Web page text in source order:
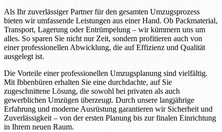
Als Ihr zuverlässiger Partner für den gesamten Umzugsprozess
bieten wir umfassende Leistungen aus einer Hand. Ob Packmaterial,
Transport, Lagerung oder Entrümpelung – wir kümmern uns um
alles. So sparen Sie nicht nur Zeit, sondern profitieren auch von
einer professionellen Abwicklung, die auf Effizienz und Qualität
ausgelegt ist.
Die Vorteile einer professionellen Umzugsplanung sind vielfältig.
Mit Ibbenbüren erhalten Sie eine durchdachte, auf Sie
zugeschnittene Lösung, die sowohl bei privaten als auch
gewerblichen Umzügen überzeugt. Durch unsere langjährige
Erfahrung und moderne Ausrüstung garantieren wir Sicherheit und
Zuverlässigkeit – von der ersten Planung bis zur finalen Einrichtung
in Ihrem neuen Raum.